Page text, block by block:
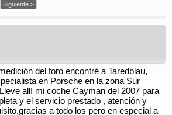
Siguiente >
del foro encontré a Taredblau,
en Porsche en la zona Sur
allí mi coche Cayman del 2007 para
y el servicio prestado , atención y
a todo los pero en especial a